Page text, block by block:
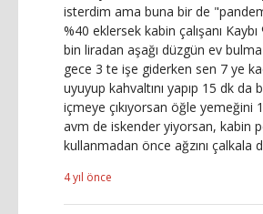
isterdim ama buna bir de
%40 eklersek kabin çalışanı
bin liradan aşağı düzgün ev
gece 3 te işe giderken sen 7 ye
uyuyup kahvaltını yapıp 15 dk da
içmeye çıkıyorsan öğle yemeğini
avm de iskender yiyorsan, kabin
kullanmadan önce ağzını çalkala
4 yıl önce